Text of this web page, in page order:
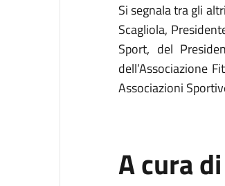
Si segnala tra gli
Scagliola,
Sport, del
dell’Associazione
Associazioni
A cura di